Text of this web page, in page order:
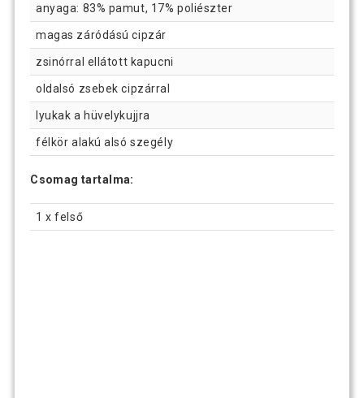
anyaga: 83% pamut, 17% poliészter
magas záródású cipzár
zsinórral ellátott kapucni
oldalsó zsebek cipzárral
lyukak a hüvelykujjra
félkör alakú alsó szegély
Csomag tartalma:
1 x felső